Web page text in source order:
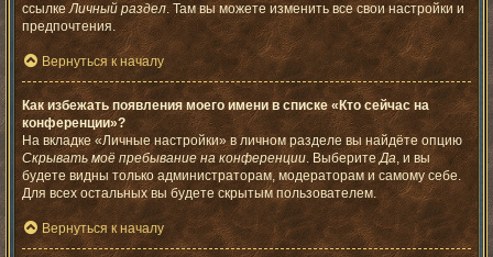
ссылкеЛичный раздел. Там вы можете изменить все свои настройки и
предпочтения.
Вернуться к началу
Как избежать появления моего имени в списке «Кто сейчас на
конференции»?
На вкладке «Личные настройки» в личном разделе вы найдёте опцию
Скрывать моё пребывание на конференции. ВыберитеДа, и вы
будете видны только администраторам, модераторам и самому себе.
Для всех остальных вы будете скрытым пользователем.
Вернуться к началу